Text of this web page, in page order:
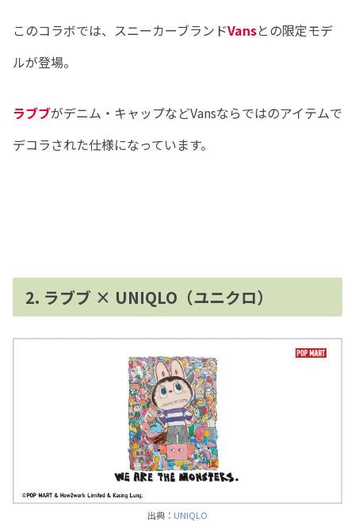
このコラボでは、スニーカーブランドVansとの限定モデ
ルが登場。
ラブブがデニム・キャップなどVansならではのアイテムで
デコラされた仕様になっています。
2. ラブブ × UNIQLO（ユニクロ）
出典： UNIQLO